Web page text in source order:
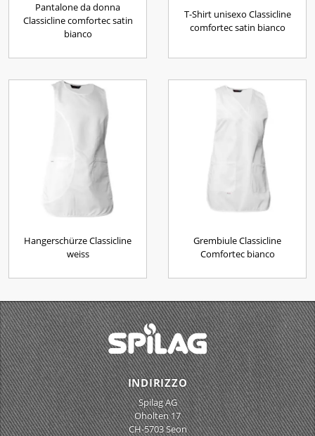
Pantalone da donna
Classicline comfortec satin
bianco
T-Shirt unisexo Classicline
comfortec satin bianco
Hangerschürze Classicline
weiss
Grembiule Classicline
Comfortec bianco
INDIRIZZO
Spilag AG
Oholten 17
CH-5703 Seon